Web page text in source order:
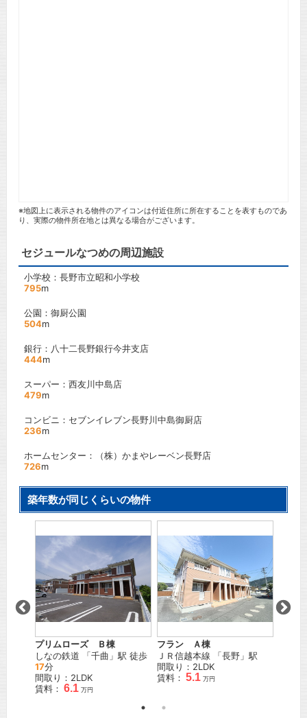
※地図上に表示される物件のアイコンは付近住所に所在することを表すものであ
り、実際の物件所在地とは異なる場合がございます。
セジュールなつめの周辺施設
小学校：長野市立昭和小学校
795m
公園：御厨公園
504m
銀行：八十二長野銀行今井支店
444m
スーパー：西友川中島店
479m
コンビニ：セブンイレブン長野川中島御厨店
236m
ホームセンター：（株）かまやレーベン長野店
726m
築年数が同じくらいの物件
プリムローズ Ｂ棟
しなの鉄道 「千曲 」駅 徒歩
17分
間取り：2LDK
賃料： 6.1 万円
フラン Ａ棟
ＪＲ信越本線 「長野 」駅
間取り：2LDK
賃料： 5.1 万円